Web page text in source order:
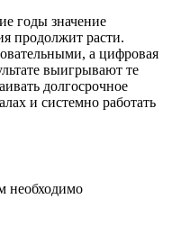
годы значение
продолжит расти.
а цифровая
выигрывают те
долгосрочное
и системно работать
необходимо